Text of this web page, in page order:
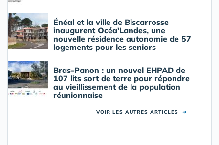
Énéal et la ville de Biscarrosse
inaugurent Océa'Landes, une
nouvelle résidence autonomie de 57
logements pour les seniors
Bras-Panon : un nouvel EHPAD de
107 lits sort de terre pour répondre
au vieillissement de la population
réunionnaise
VOIR LES AUTRES ARTICLES ➜